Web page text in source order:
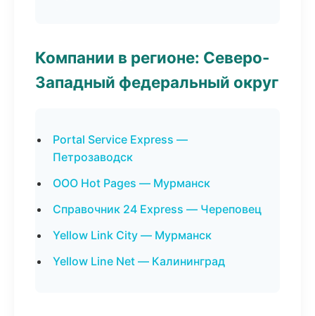
Компании в регионе: Северо-
Западный федеральный округ
Portal Service Express —
Петрозаводск
ООО Hot Pages — Мурманск
Справочник 24 Express — Череповец
Yellow Link City — Мурманск
Yellow Line Net — Калининград